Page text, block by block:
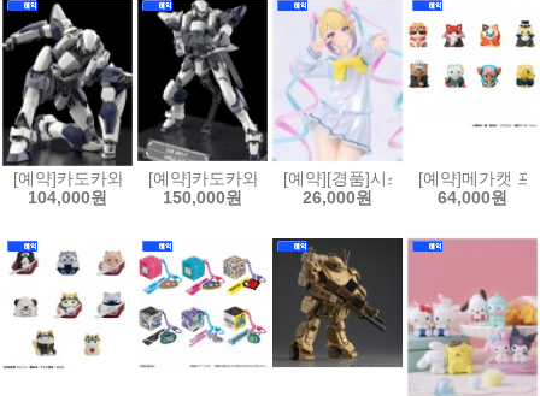
[예약]카도카와 플라스틱 모델 시리즈 풀 메탈 패닉 - 아바레스트
104,000원
[예약]카도카와 플라스틱 모델 시리즈 풀 메탈 패닉
150,000원
[예약][경품]시스템 서비스 Vivit
26,000원
[예약]메가캣
64,000원